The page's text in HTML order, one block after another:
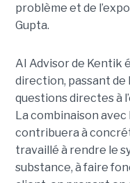
problème et de
Gupta.
AI Advisor de Kentik
direction, passant de
questions directes à
La combinaison
contribuera à
travaillé à rendre le
substance, à faire